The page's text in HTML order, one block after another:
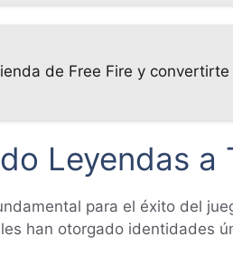
de Free Fire y
Leyendas a
para el éxito del
han otorgado identidades